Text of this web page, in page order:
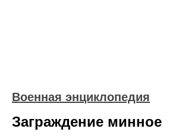
Военная энциклопедия
Заграждение минное